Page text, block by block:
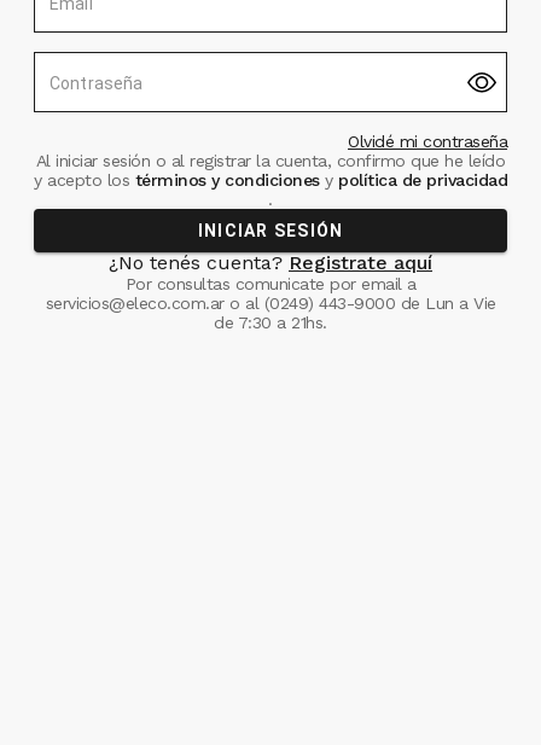
Email
Contraseña
Olvidé mi contraseña
Al iniciar sesión o al registrar la cuenta, confirmo que he leído
y acepto los términos y condiciones ypolítica de privacidad
.
INICIAR SESIÓN
¿No tenés cuenta? Registrate aquí
Por consultas comunicate por email a
servicios@eleco.com.aro al (0249) 443-9000 de Lun a Vie
de 7:30 a 21hs.